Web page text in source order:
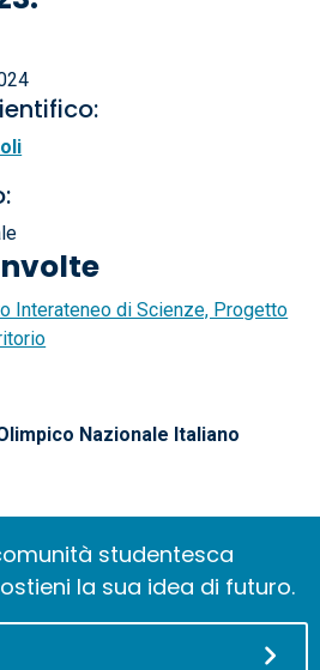
Interateneo di Scienze, Progetto
Nazionale Italiano
studentesca
la sua idea di futuro.